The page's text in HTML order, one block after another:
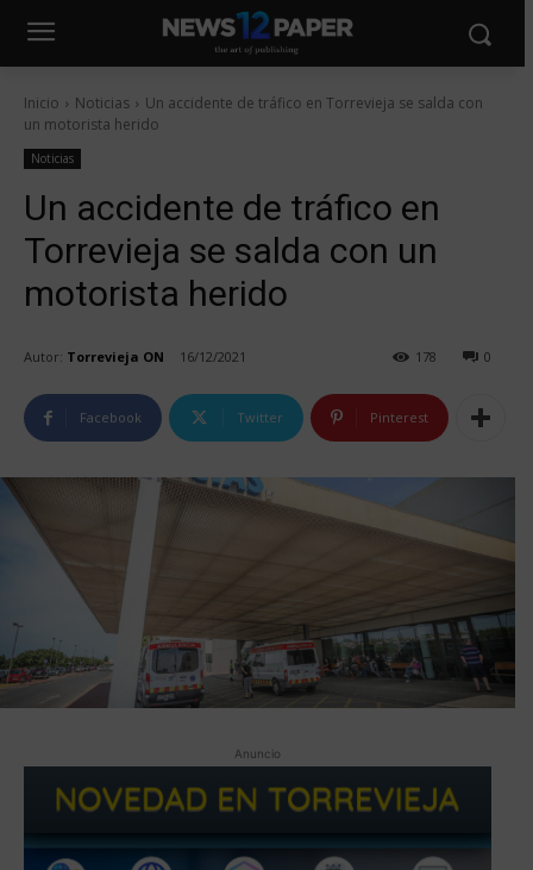
Inicio Noticias
Un accidente de tráfico en Torrevieja se salda con
un motorista herido
Noticias
Un accidente de tráfico en
Torrevieja se salda con un
motorista herido
Autor: Torrevieja ON 16/12/2021 0
178
Facebook Twitter Pinterest
Anuncio